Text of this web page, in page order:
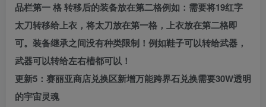
品栏第一 格 转移后的装备放在第二格例如：需要将19红字
太刀转移给上衣，将太刀放在第一格，上衣放在第二格即
可。装备继承之间没有种类限制！例如鞋子可以转给武器，
武器可以转给左右槽都可以！
更新5：赛丽亚商店兑换区新增万能跨界石兑换需要30W透明
的宇宙灵魂